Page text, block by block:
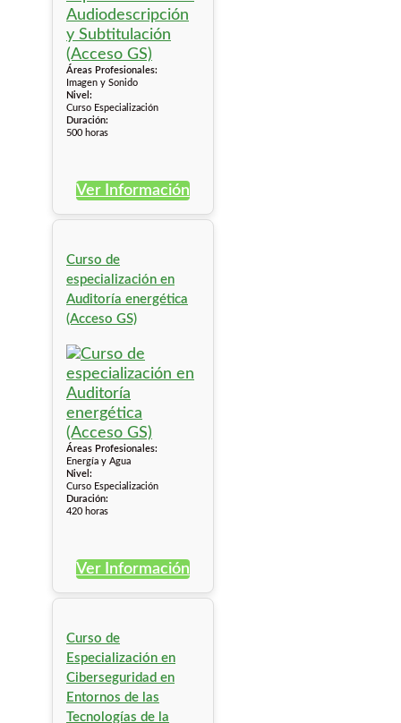
Áreas Profesionales:
Imagen y Sonido
Nivel:
Curso Especialización
Duración:
500 horas
Ver Información
Curso de
especialización en
Auditoría energética
(Acceso GS)
Áreas Profesionales:
Energía y Agua
Nivel:
Curso Especialización
Duración:
420 horas
Ver Información
Curso de
Especialización en
Ciberseguridad en
Entornos de las
Tecnologías de la